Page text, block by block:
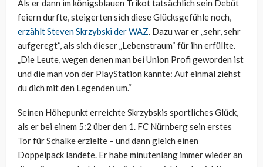
Als er dann im königsblauen Trikot tatsächlich sein Debüt
feiern durfte, steigerten sich diese Glücksgefühle noch,
erzählt Steven Skrzybski der WAZ. Dazu war er „sehr, sehr
aufgeregt“, als sich dieser „Lebenstraum“ für ihn erfüllte.
„Die Leute, wegen denen man bei Union Profi geworden ist
und die man von der PlayStation kannte: Auf einmal ziehst
du dich mit den Legenden um.“
Seinen Höhepunkt erreichte Skrzybskis sportliches Glück,
als er bei einem 5:2 über den 1. FC Nürnberg sein erstes
Tor für Schalke erzielte – und dann gleich einen
Doppelpack landete. Er habe minutenlang immer wieder an